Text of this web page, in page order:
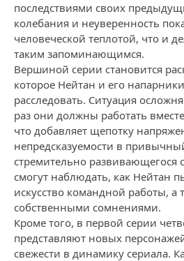
последствиями своих
колебания и неуверенность
человеческой теплотой, что и
таким запоминающимся.
Вершиной серии становится
которое Нейтан и его
расследовать. Ситуация
раз они должны работать
что добавляет щепотку
непредсказуемости в
стремительно развивающегося
смогут наблюдать, как Нейтан
искусство командной работы, а
собственными сомнениями.
Кроме того, в первой серии
представляют новых
свежести в динамику сериала.